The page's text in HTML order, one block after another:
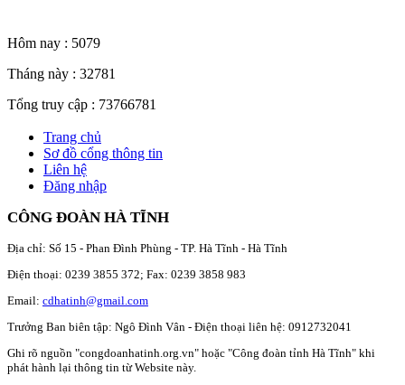
Hôm nay : 5079
Tháng này : 32781
Tổng truy cập : 73766781
Trang chủ
Sơ đồ cổng thông tin
Liên hệ
Đăng nhập
CÔNG ĐOÀN HÀ TĨNH
Địa chỉ: Số 15 - Phan Đình Phùng - TP. Hà Tĩnh - Hà Tĩnh
Điện thoại: 0239 3855 372; Fax: 0239 3858 983
Email: cdhatinh@gmail.com
Trưởng Ban biên tập: Ngô Đình Vân - Điện thoại liên hệ: 0912732041
Ghi rõ nguồn "congdoanhatinh.org.vn" hoặc "Công đoàn tỉnh Hà Tĩnh" khi
phát hành lại thông tin từ Website này.